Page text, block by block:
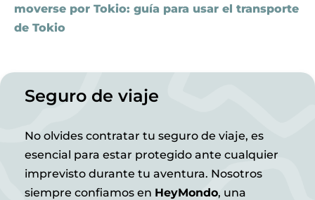
moverse por Tokio: guía para usar el transporte
de Tokio
Seguro de viaje
No olvides contratar tu seguro de viaje, es
esencial para estar protegido ante cualquier
imprevisto durante tu aventura. Nosotros
siempre confiamos en HeyMondo, una